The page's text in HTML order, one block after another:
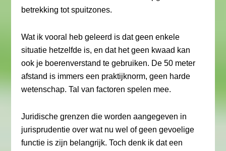
betrekking tot spuitzones.
Wat ik vooral heb geleerd is dat geen enkele
situatie hetzelfde is, en dat het geen kwaad kan
ook je boerenverstand te gebruiken. De 50 meter
afstand is immers een praktijknorm, geen harde
wetenschap. Tal van factoren spelen mee.
Juridische grenzen die worden aangegeven in
jurisprudentie over wat nu wel of geen gevoelige
functie is zijn belangrijk. Toch denk ik dat een